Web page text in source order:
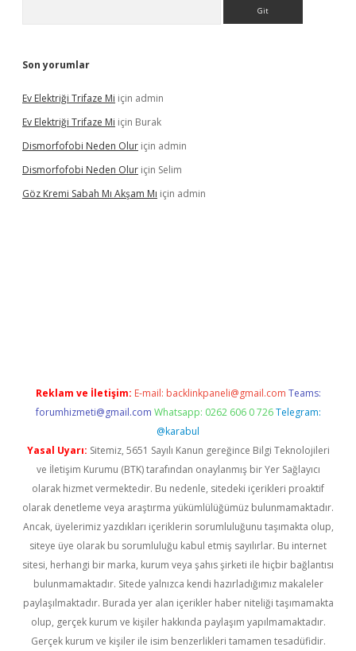
Son yorumlar
Ev Elektriği Trifaze Mi için admin
Ev Elektriği Trifaze Mi için Burak
Dismorfofobi Neden Olur için admin
Dismorfofobi Neden Olur için Selim
Göz Kremi Sabah Mı Akşam Mı için admin
Reklam ve İletişim: E-mail: backlinkpaneli@gmail.com Teams:
forumhizmeti@gmail.com Whatsapp: 0262 606 0 726 Telegram:
@karabul
Yasal Uyarı: Sitemiz, 5651 Sayılı Kanun gereğince Bilgi Teknolojileri
ve İletişim Kurumu (BTK) tarafından onaylanmış bir Yer Sağlayıcı
olarak hizmet vermektedir. Bu nedenle, sitedeki içerikleri proaktif
olarak denetleme veya araştırma yükümlülüğümüz bulunmamaktadır.
Ancak, üyelerimiz yazdıkları içeriklerin sorumluluğunu taşımakta olup,
siteye üye olarak bu sorumluluğu kabul etmiş sayılırlar. Bu internet
sitesi, herhangi bir marka, kurum veya şahıs şirketi ile hiçbir bağlantısı
bulunmamaktadır. Sitede yalnızca kendi hazırladığımız makaleler
paylaşılmaktadır. Burada yer alan içerikler haber niteliği taşımamakta
olup, gerçek kurum ve kişiler hakkında paylaşım yapılmamaktadır.
Gerçek kurum ve kişiler ile isim benzerlikleri tamamen tesadüfidir.